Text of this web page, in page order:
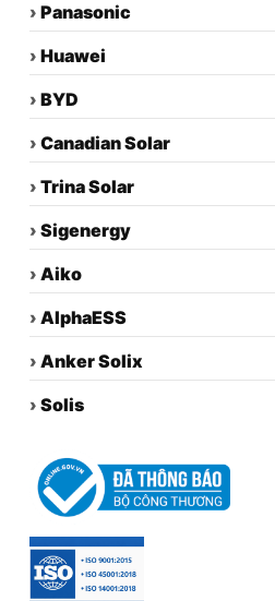
› Panasonic
› Huawei
› BYD
› Canadian Solar
› Trina Solar
› Sigenergy
› Aiko
› AlphaESS
› Anker Solix
› Solis